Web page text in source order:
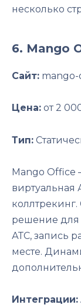
несколько
6. Mango
Сайт:
Цена: от 2
Тип:
Mango Office
виртуальная
решение для
АТС, запись
месте.
Интеграции: